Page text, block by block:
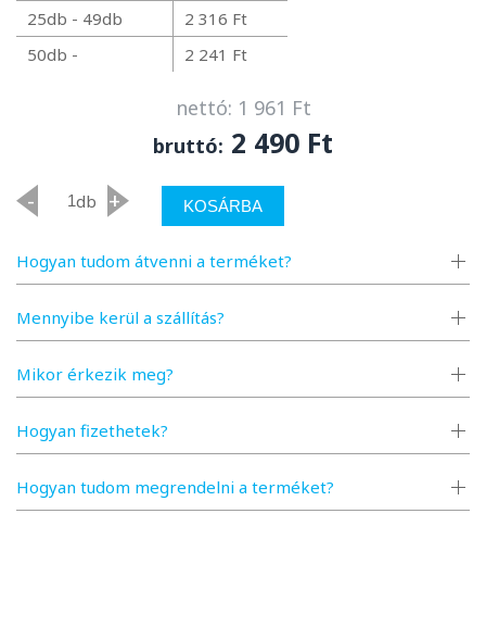
25db - 49db
2 316 Ft
50db -
2 241 Ft
nettó: 1 961 Ft
bruttó: 2 490 Ft
- db + KOSÁRBA
Hogyan tudom átvenni a terméket?
Mennyibe kerül a szállítás?
Mikor érkezik meg?
Hogyan fizethetek?
Hogyan tudom megrendelni a terméket?